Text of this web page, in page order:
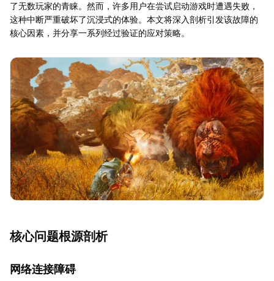
了无数玩家的青睐。然而，许多用户在尝试启动游戏时遭遇失败，
这种中断严重破坏了沉浸式的体验。本文将深入剖析引发该故障的
核心因素，并分享一系列经过验证的应对策略。
核心问题根源剖析
网络连接障碍